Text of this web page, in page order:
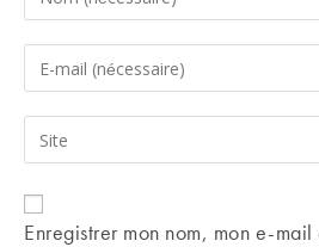
your
name
comment
Enter
your
email
address
comment
Saisir
l’URL
de
votre
Enregistrer mon nom, mon e-